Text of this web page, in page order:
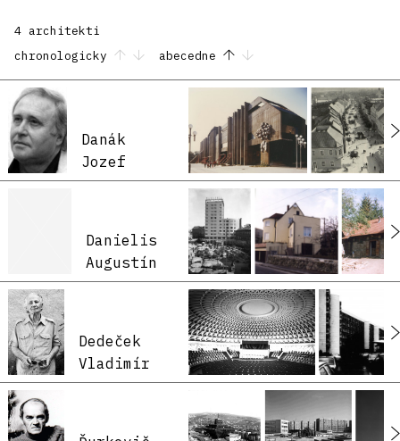
4 architekti
chronologicky
abecedne
Danák
Jozef
Danielis
Augustín
Dedeček
Vladimír